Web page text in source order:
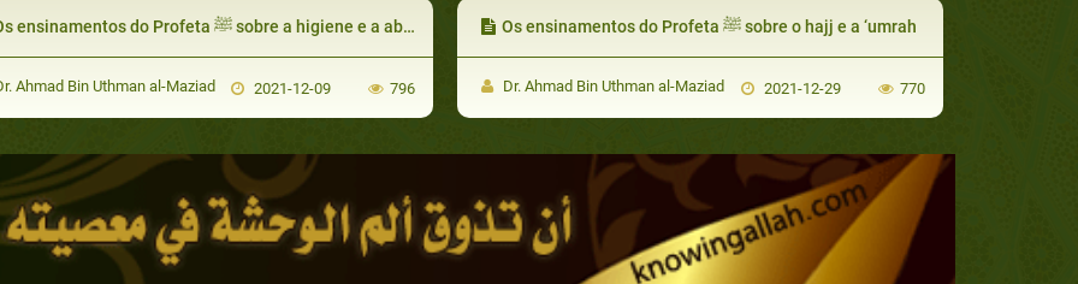
Os ensinamentos do Profeta ﷺ sobre a higiene e a ablução
Ahmad Bin Uthman al-Maziad 2021-12-09 796
Os ensinamentos do Profeta ﷺ sobre o hajj e a ‘umrah
Dr. Ahmad Bin Uthman al-Maziad 2021-12-29 770